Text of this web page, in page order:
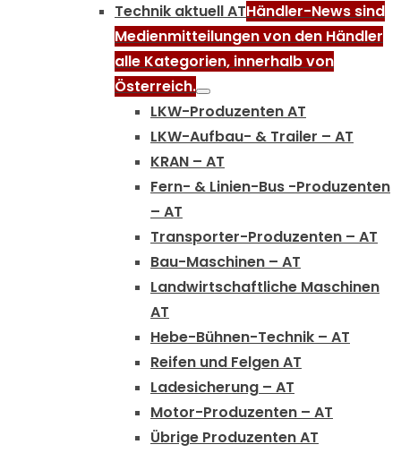
Technik aktuell ATHändler-News sind
Medienmitteilungen von den Händler
alle Kategorien, innerhalb von
Österreich.
LKW-Produzenten AT
LKW-Aufbau- & Trailer – AT
KRAN – AT
Fern- & Linien-Bus -Produzenten
– AT
Transporter-Produzenten – AT
Bau-Maschinen – AT
Landwirtschaftliche Maschinen
AT
Hebe-Bühnen-Technik – AT
Reifen und Felgen AT
Ladesicherung – AT
Motor-Produzenten – AT
Übrige Produzenten AT